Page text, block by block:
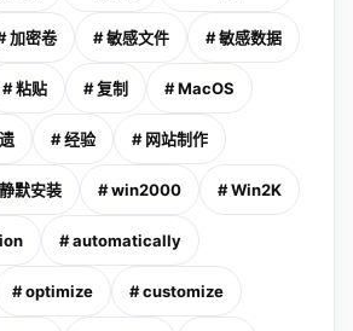
加密卷 # 敏感文件 # 敏感数据
# 粘贴 # 复制 # MacOS
# 经验 # 网站制作
默安装 # win2000 # Win2K
# automatically
# optimize # customize